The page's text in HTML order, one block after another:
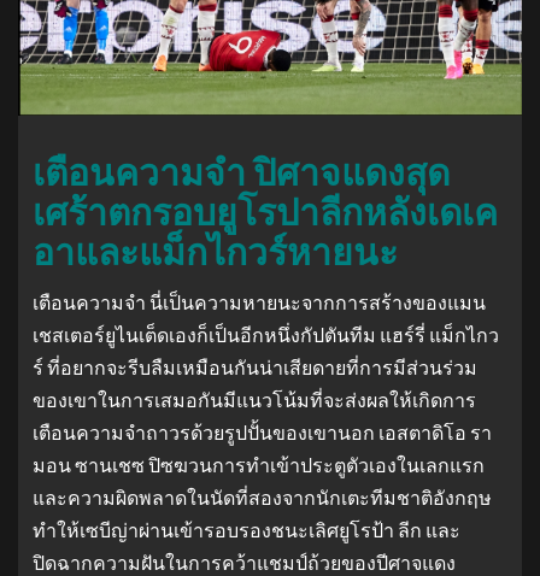
เตือนความจำ ปิศาจแดงสุด
เศร้าตกรอบยูโรปาลีกหลังเดเค
อาและแม็กไกวร์หายนะ
เตือนความจำ นี่เป็นความหายนะจากการสร้างของแมน
เชสเตอร์ยูไนเต็ดเองก็เป็นอีกหนึ่งกัปตันทีม แฮร์รี่ แม็กไกว
ร์ ที่อยากจะรีบลืมเหมือนกันน่าเสียดายที่การมีส่วนร่วม
ของเขาในการเสมอกันมีแนวโน้มที่จะส่งผลให้เกิดการ
เตือนความจำถาวรด้วยรูปปั้นของเขานอก เอสตาดิโอ รา
มอน ซานเชซ ปิซฆวนการทำเข้าประตูตัวเองในเลกแรก
และความผิดพลาดในนัดที่สองจากนักเตะทีมชาติอังกฤษ
ทำให้เซบีญ่าผ่านเข้ารอบรองชนะเลิศยูโรป้า ลีก และ
ปิดฉากความฝันในการคว้าแชมป์ถ้วยของปีศาจแดง